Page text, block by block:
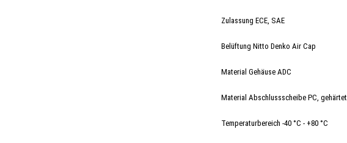
Zulassung ECE, SAE
Belüftung Nitto Denko Air Cap
Material Gehäuse ADC
Material Abschlussscheibe PC, gehärtet
Temperaturbereich -40 °C - +80 °C